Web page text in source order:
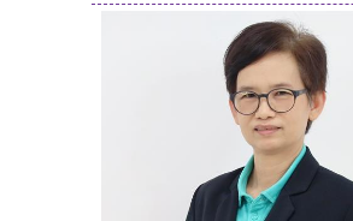
Mail: porntip.pa@up.ac.th
รายละเอียดเพิ่มเติม